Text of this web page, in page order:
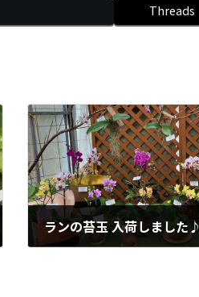
Threads
ランの苔玉 入荷しました♪